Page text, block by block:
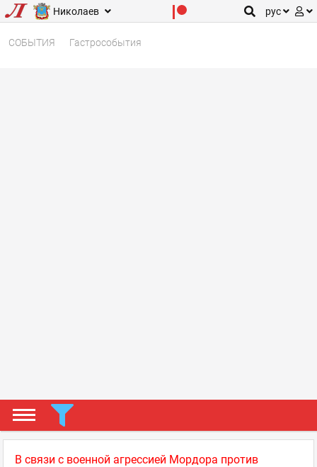
Николаев рус
СОБЫТИЯ Гастрособытия
В связи с военной агрессией Мордора против